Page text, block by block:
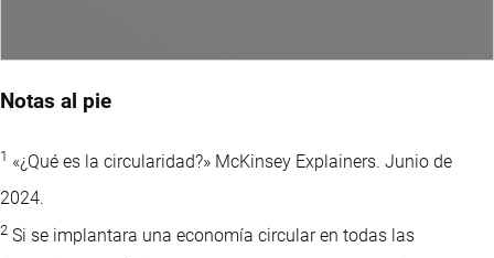
Notas al pie
1 «¿Qué es la circularidad?» McKinsey Explainers. Junio de
2024.
2 Si se implantara una economía circular en todas las